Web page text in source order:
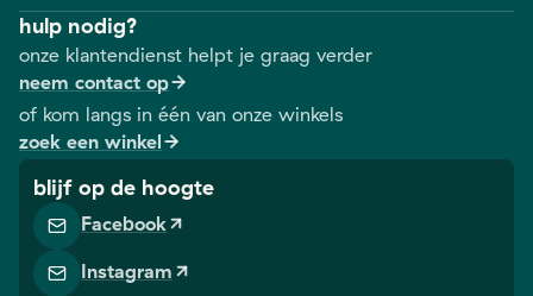
beweegpatroon.
ontstaan van
de hand
hulp nodig?
onze klantendienst helpt je graag verder
neem contact op
of kom langs in één van onze winkels
zoek een winkel
blijf op de hoogte
Facebook
Instagram